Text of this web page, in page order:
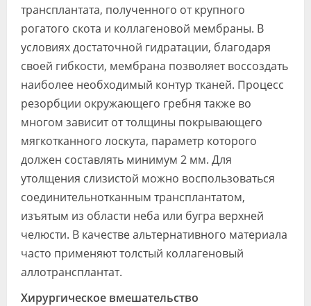
трансплантата, полученного от крупного
рогатого скота и коллагеновой мембраны. В
условиях достаточной гидратации, благодаря
своей гибкости, мембрана позволяет воссоздать
наиболее необходимый контур тканей. Процесс
резорбции окружающего гребня также во
многом зависит от толщины покрывающего
мягкотканного лоскута, параметр которого
должен составлять минимум 2 мм. Для
утолщения слизистой можно воспользоваться
соединительнотканным трансплантатом,
изъятым из области неба или бугра верхней
челюсти. В качестве альтернативного материала
часто применяют толстый коллагеновый
аллотрансплантат.
Хирургическое вмешательство